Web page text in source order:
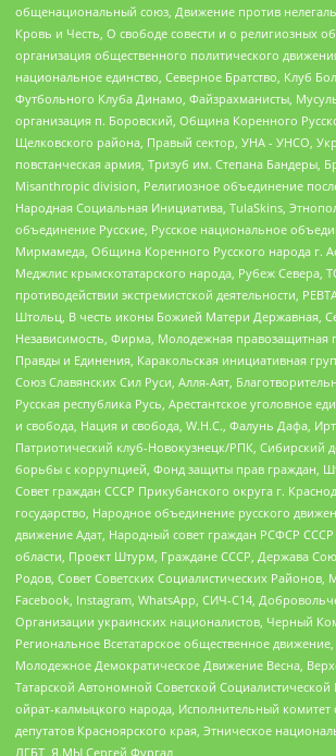
общенациональный союз, Движение против
Кровь и Честь, О свободе совести и о религиозных
организация общественного политического
национальное единство, Северное Братство, Клуб
Футбольного Клуба Динамо, Файзрахманисты,
организация п. Боровский, Община Коренного
Щелковского района, Правый сектор, УНА - УНСО,
повстанческая армия, Тризуб им. Степана Бандеры,
Misanthropic division, Религиозное объединение
Народная Социальная Инициатива, TulaSkins,
объединение Русские, Русское национальное
Мирмамеда, Община Коренного Русского народа г.
Меджлис крымскотатарского народа, Рубеж Севера,
противодействии экстремистской деятельности,
Штольц, В честь иконы Божией Матери Державная,
Независимость, Фирма, Молодежная правозащитная
Правды и Единения, Каракольская инициативная
Союз Славянских Сил Руси, Алля-Аят,
Русская республика Русь, Арестантское уголовное
и свобода, Нация и свобода, W.H.С., Фалунь Дафа,
Патриотический клуб-Новокузнецк/РПК, Сибирский
борьбы с коррупцией, Фонд защиты прав граждан,
Совет граждан СССР Прикубанского округа г.
государство, Народное объединение русского
движение Адат, Народный совет граждан РСФСР СССР
области, Проект Штурм, Граждане СССР, Держава
Родов, Совет Советских Социалистических Районов,
Facebook, Instagram, WhatsApp, СИЧ-С14,
Организации украинских националистов, Черный
Региональное Всетатарское общественное
Молодежное Демократическое Движение Весна,
Татарской Автономной Советской Социалистической
ойрат-калмыцкого народа, Исполнительный комитет
депутатов Красноярского края, Этническое
ЛГБТ, Я.МЫ Сергей Фургал